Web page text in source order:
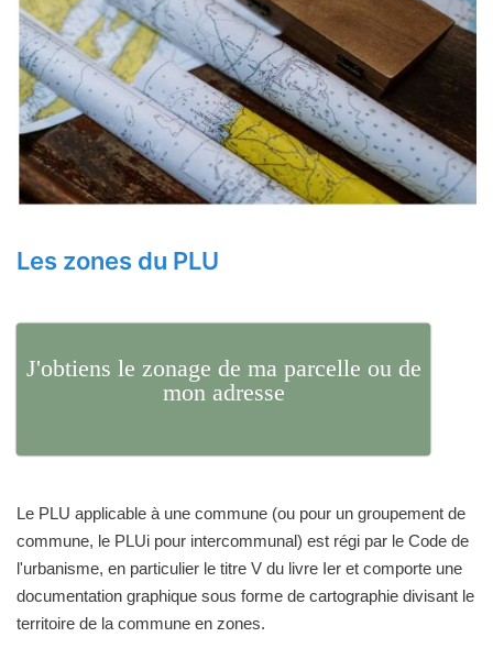
Les zones du PLU
J'obtiens le zonage de ma parcelle ou de
mon adresse
Le PLU applicable à une commune (ou pour un groupement de
commune, le PLUi pour intercommunal) est régi par le Code de
l'urbanisme, en particulier le titre V du livre Ier et comporte une
documentation graphique sous forme de cartographie divisant le
territoire de la commune en zones.